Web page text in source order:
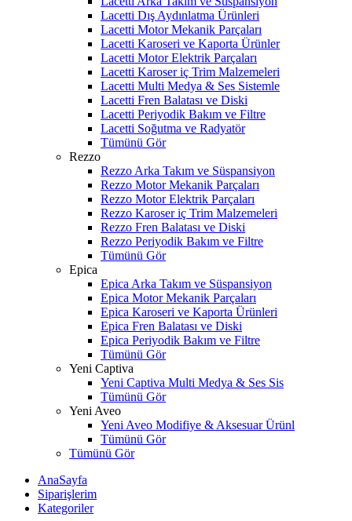
Lacetti Dış Aydınlatma Ürünleri
Lacetti Motor Mekanik Parçaları
Lacetti Karoseri ve Kaporta Ürünler
Lacetti Motor Elektrik Parçaları
Lacetti Karoser iç Trim Malzemeleri
Lacetti Multi Medya & Ses Sistemle
Lacetti Fren Balatası ve Diski
Lacetti Periyodik Bakım ve Filtre
Lacetti Soğutma ve Radyatör
Tümünü Gör
Rezzo
Rezzo Arka Takım ve Süspansiyon
Rezzo Motor Mekanik Parçaları
Rezzo Motor Elektrik Parçaları
Rezzo Karoser iç Trim Malzemeleri
Rezzo Fren Balatası ve Diski
Rezzo Periyodik Bakım ve Filtre
Tümünü Gör
Epica
Epica Arka Takım ve Süspansiyon
Epica Motor Mekanik Parçaları
Epica Karoseri ve Kaporta Ürünleri
Epica Fren Balatası ve Diski
Epica Periyodik Bakım ve Filtre
Tümünü Gör
Yeni Captiva
Yeni Captiva Multi Medya & Ses Sis
Tümünü Gör
Yeni Aveo
Yeni Aveo Modifiye & Aksesuar Ürünl
Tümünü Gör
Tümünü Gör
AnaSayfa
Siparişlerim
Kategoriler